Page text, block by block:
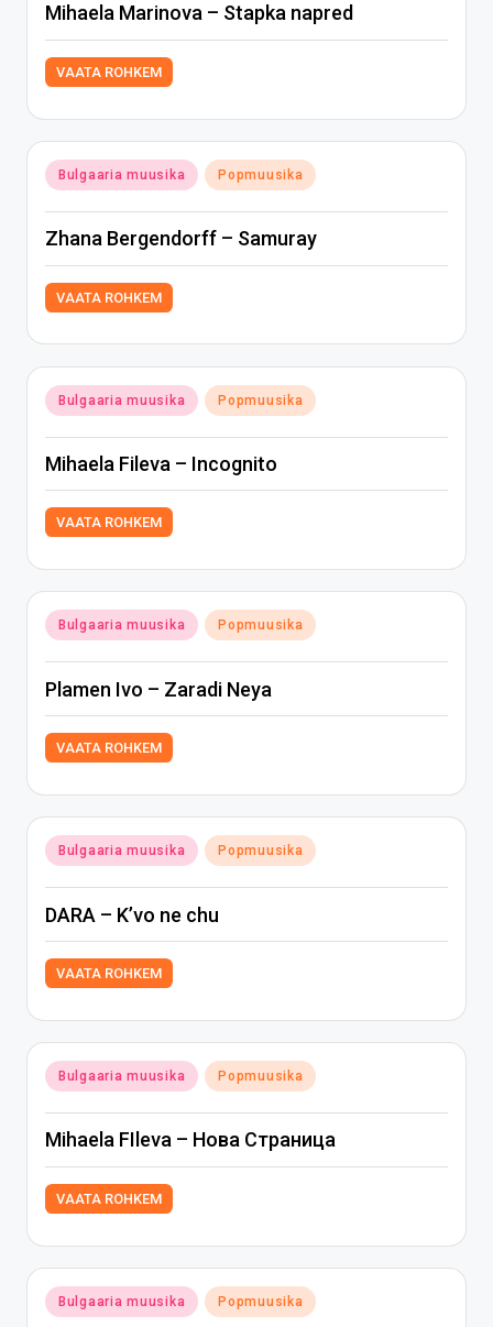
Mihaela Marinova – Stapka napred
VAATA ROHKEM
Posted
in
Bulgaaria muusika Popmuusika
Zhana Bergendorff – Samuray
VAATA ROHKEM
Posted
in
Bulgaaria muusika Popmuusika
Mihaela Fileva – Incognito
VAATA ROHKEM
Posted
in
Bulgaaria muusika Popmuusika
Plamen Ivo – Zaradi Neya
VAATA ROHKEM
Posted
in
Bulgaaria muusika Popmuusika
DARA – K’vo ne chu
VAATA ROHKEM
Posted
in
Bulgaaria muusika Popmuusika
Mihaela FIleva – Нова Страница
VAATA ROHKEM
Posted
in
Bulgaaria muusika Popmuusika